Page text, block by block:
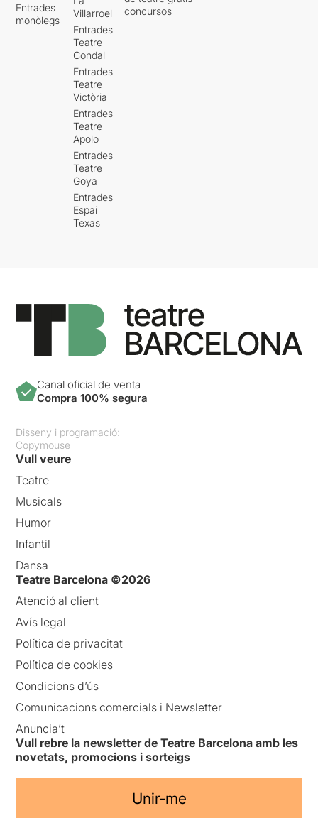
Entrades
monòlegs
Villarroel
Entrades
Teatre
Condal
Entrades
Teatre
Victòria
Entrades
Teatre
Apolo
Entrades
Teatre
Goya
Entrades
Espai
Texas
concursos
Canal oficial de venta
Compra 100% segura
Disseny i programació:
Copymouse
Vull veure
Teatre
Musicals
Humor
Infantil
Dansa
Teatre Barcelona ©2026
Atenció al client
Avís legal
Política de privacitat
Política de cookies
Condicions d’ús
Comunicacions comercials i Newsletter
Anuncia’t
Vull rebre la newsletter de Teatre Barcelona amb les
novetats, promocions i sorteigs
Unir-me